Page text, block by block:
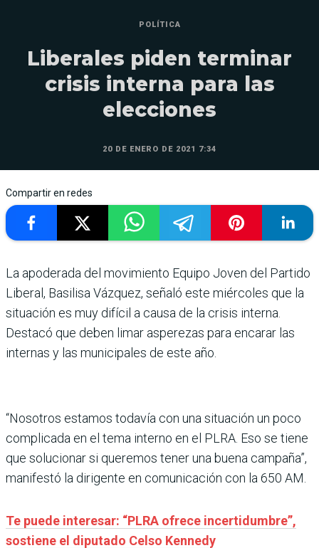
POLÍTICA
Liberales piden terminar
crisis interna para las
elecciones
20 DE ENERO DE 2021 7:34
Compartir en redes
La apoderada del movimiento Equipo Joven del Partido
Liberal, Basilisa Vázquez, señaló este miércoles que la
situación es muy difícil a causa de la crisis interna.
Destacó que deben limar asperezas para encarar las
internas y las municipales de este año.
“Nosotros estamos todavía con una situación un poco
complicada en el tema interno en el PLRA. Eso se tiene
que solucionar si queremos tener una buena campaña”,
manifestó la dirigente en comunicación con la 650 AM.
Te puede interesar: “PLRA ofrece incertidumbre”,
sostiene el diputado Celso Kennedy